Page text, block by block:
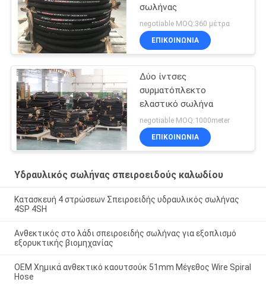
σωλήνας
negotiable MOQ:360 μέτρα
ΕΠΙΚΟΙΝΩΝΙΑ
Δύο ίντσες
συρματόπλεκτο
ελαστικό σωλήνα
negotiable MOQ:1000meter
ΕΠΙΚΟΙΝΩΝΙΑ
Υδραυλικός σωλήνας σπειροειδούς καλωδίου
Κατασκευή 4 στρώσεων Σπειροειδής υδραυλικός σωλήνας
4SP 4SH
Ανθεκτικός στο λάδι σπειροειδής σωλήνας για εξοπλισμό
εξορυκτικής βιομηχανίας
OEM Χημικά ανθεκτικό καουτσούκ 51mm Μέγεθος Wire Spiral
Hose